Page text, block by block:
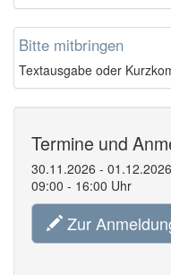
Bitte mitbringen
Textausgabe oder
Termine und
30.11.2026 - 01.12.2026
09:00 - 16:00 Uhr
Zur